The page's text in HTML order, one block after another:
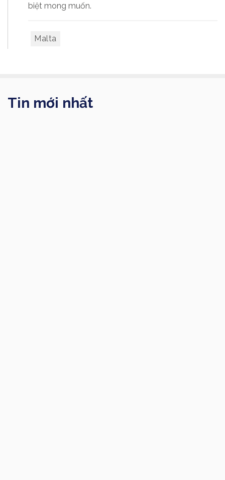
biệt mong muốn.
Malta
Tin mới nhất